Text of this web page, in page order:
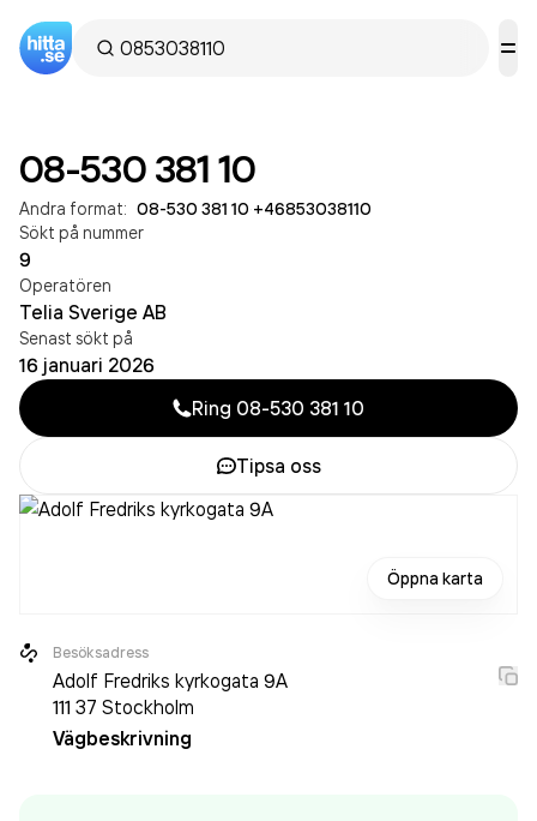
08-530 381 10
Andra format: 08-530 381 10 +46853038110
Sökt på nummer
9
Operatören
Telia Sverige AB
Senast sökt på
16 januari 2026
Ring 08-530 381 10
Tipsa oss
Öppna karta
Besöksadress
Adolf Fredriks kyrkogata 9A
111 37 Stockholm
Vägbeskrivning